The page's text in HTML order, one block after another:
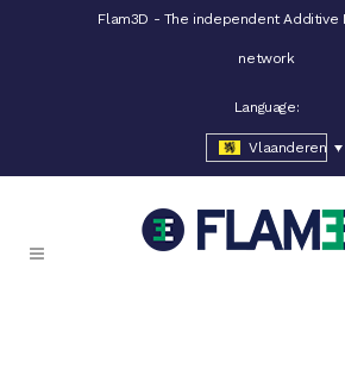
Flam3D - The independent Additive
network
Language:
Vlaanderen